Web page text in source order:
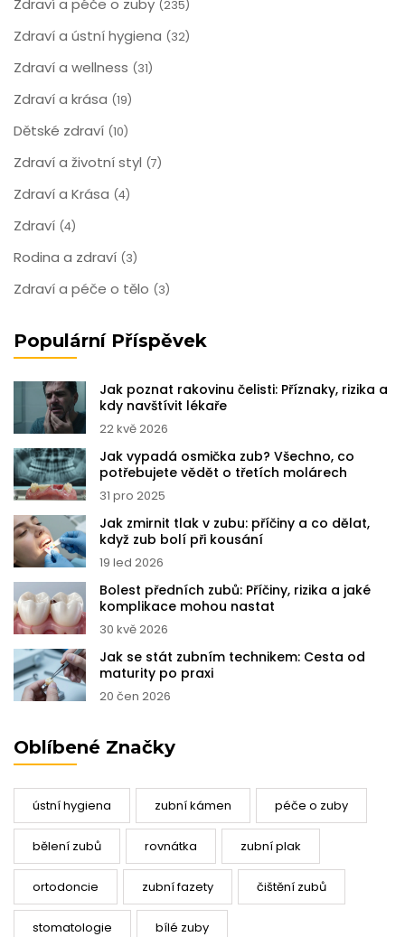
Zdraví a péče o zuby (235)
Zdraví a ústní hygiena (32)
Zdraví a wellness (31)
Zdraví a krása (19)
Dětské zdraví (10)
Zdraví a životní styl (7)
Zdraví a Krása (4)
Zdraví (4)
Rodina a zdraví (3)
Zdraví a péče o tělo (3)
Populární Příspěvek
Jak poznat rakovinu čelisti: Příznaky, rizika a
kdy navštívit lékaře
22 kvě 2026
Jak vypadá osmička zub? Všechno, co
potřebujete vědět o třetích molárech
31 pro 2025
Jak zmirnit tlak v zubu: příčiny a co dělat,
když zub bolí při kousání
19 led 2026
Bolest předních zubů: Příčiny, rizika a jaké
komplikace mohou nastat
30 kvě 2026
Jak se stát zubním technikem: Cesta od
maturity po praxi
20 čen 2026
Oblíbené Značky
ústní hygiena zubní kámen péče o zuby
bělení zubů rovnátka zubní plak
ortodoncie zubní fazety čištění zubů
stomatologie bílé zuby